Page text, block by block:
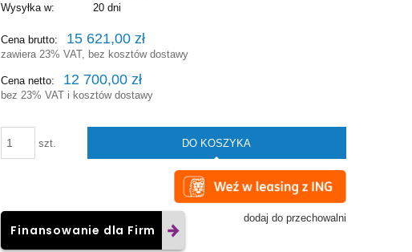
Wysyłka w:
20 dni
Cena brutto: 15 621,00 zł
zawiera 23% VAT, bez kosztów dostawy
Cena netto: 12 700,00 zł
bez 23% VAT i kosztów dostawy
szt. DO KOSZYKA
dodaj do przechowalni
Finansowanie dla Firm